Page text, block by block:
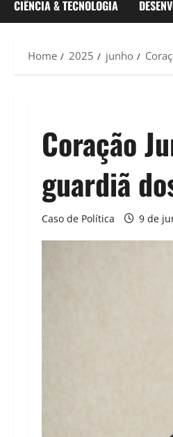
CIÊNCIA & TECNOLOGIA
Home 2025 junho
Coração
guardiã
Caso de Política 9 de